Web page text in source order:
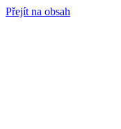
Přejít na obsah